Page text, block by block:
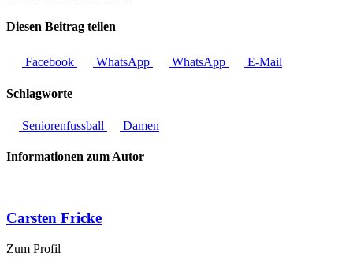
Diesen Beitrag teilen
Facebook WhatsApp WhatsApp E-Mail
Schlagworte
Seniorenfussball Damen
Informationen zum Autor
Carsten Fricke
Zum Profil